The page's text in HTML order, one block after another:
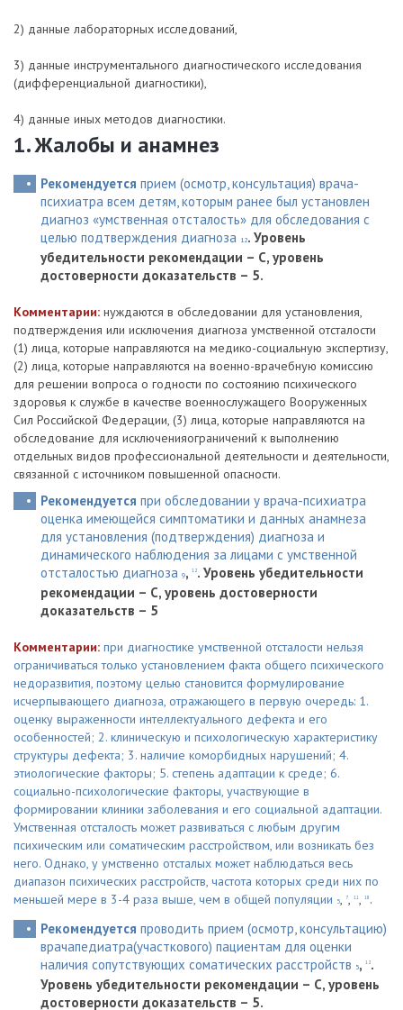
2) данные лабораторных исследований,
3) данные инструментального диагностического исследования
(дифференциальной диагностики),
4) данные иных методов диагностики.
1. Жалобы и анамнез
Рекомендуется прием (осмотр, консультация) врача-
психиатра всем детям, которым ранее был установлен
диагноз «умственная отсталость» для обследования с
целью подтверждения диагноза 12. Уровень
убедительности рекомендации – С, уровень
достоверности доказательств – 5.
Комментарии: нуждаются в обследовании для установления,
подтверждения или исключения диагноза умственной отсталости
(1) лица, которые направляются на медико-социальную экспертизу,
(2) лица, которые направляются на военно-врачебную комиссию
для решении вопроса о годности по состоянию психического
здоровья к службе в качестве военнослужащего Вооруженных
Сил Российской Федерации, (3) лица, которые направляются на
обследование для исключенияограничений к выполнению
отдельных видов профессиональной деятельности и деятельности,
связанной с источником повышенной опасности.
Рекомендуется при обследовании у врача-психиатра
оценка имеющейся симптоматики и данных анамнеза
для установления (подтверждения) диагноза и
динамического наблюдения за лицами с умственной
отсталостью диагноза 9, 12. Уровень убедительности
рекомендации – С, уровень достоверности
доказательств – 5
Комментарии: при диагностике умственной отсталости нельзя
ограничиваться только установлением факта общего психического
недоразвития, поэтому целью становится формулирование
исчерпывающего диагноза, отражающего в первую очередь: 1.
оценку выраженности интеллектуального дефекта и его
особенностей; 2. клиническую и психологическую характеристику
структуры дефекта; 3. наличие коморбидных нарушений; 4.
этиологические факторы; 5. степень адаптации к среде; 6.
социально-психологические факторы, участвующие в
формировании клиники заболевания и его социальной адаптации.
Умственная отсталость может развиваться с любым другим
психическим или соматическим расстройством, или возникать без
него. Однако, у умственно отсталых может наблюдаться весь
диапазон психических расстройств, частота которых среди них по
меньшей мере в 3-4 раза выше, чем в общей популяции
5, 7, 11, 18 .
Рекомендуется проводить прием (осмотр, консультацию)
врачапедиатра(участкового) пациентам для оценки
наличия сопутствующих соматических расстройств 5, 12.
Уровень убедительности рекомендации – С, уровень
достоверности доказательств – 5.